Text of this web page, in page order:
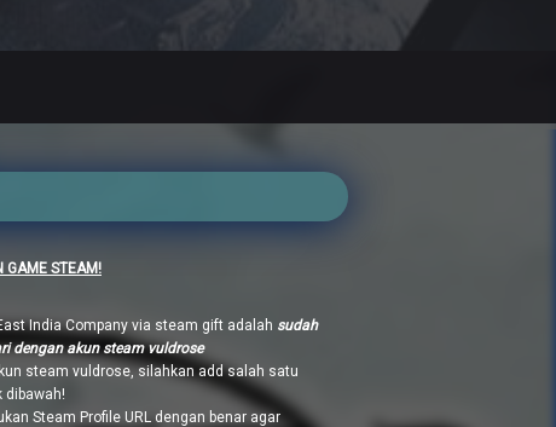
GAME STEAM!
India Company via steam gift adalah sudah
dengan akun steam vuldrose
steam vuldrose, silahkan add salah satu
dibawah!
Steam Profile URL dengan benar agar